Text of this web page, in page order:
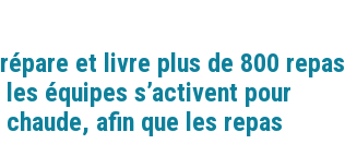
et livre plus de 800 repas
équipes s’activent pour
, afin que les repas